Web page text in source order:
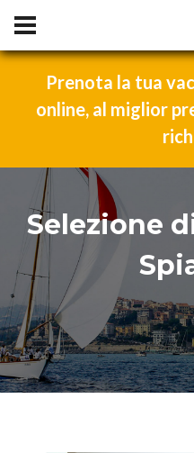
Prenota la tua
online, al miglior
Selezione